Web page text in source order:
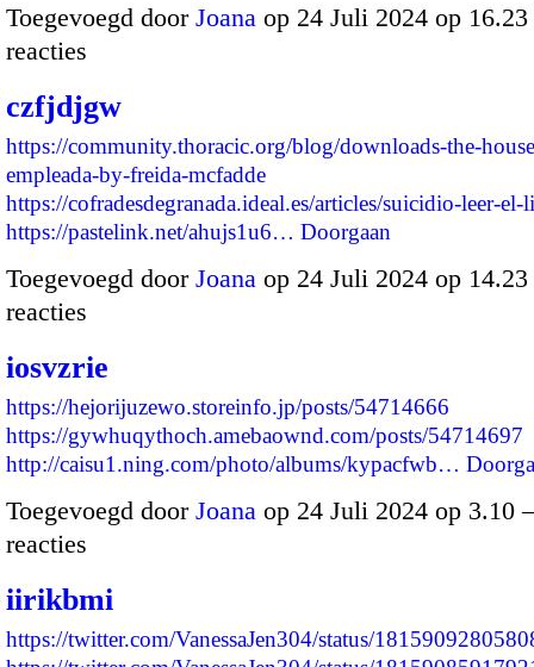
Toegevoegd door Joana op 24 Juli 2024 op
reacties
czfjdjgw
https://community.thoracic.org/blog/downloads-the-
empleada-by-freida-mcfadde
https://cofradesdegranada.ideal.es/articles/suicidio-leer-
https://pastelink.net/ahujs1u6… Doorgaan
Toegevoegd door Joana op 24 Juli 2024 op
reacties
iosvzrie
https://hejorijuzewo.storeinfo.jp/posts/54714666
https://gywhuqythoch.amebaownd.com/posts/54714697
http://caisu1.ning.com/photo/albums/kypacfwb…
Toegevoegd door Joana op 24 Juli 2024 op 3.10
reacties
iirikbmi
https://twitter.com/VanessaJen304/status/